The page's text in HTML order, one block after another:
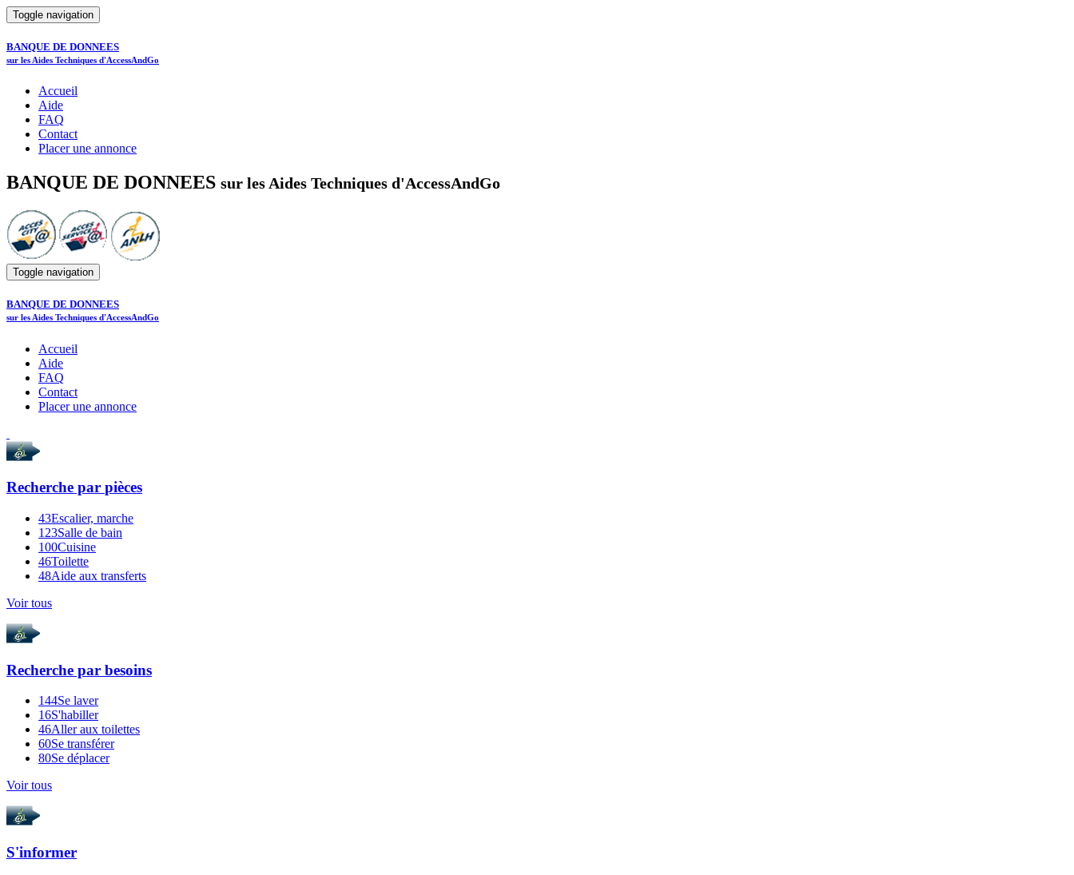
Toggle navigation
BANQUE DE DONNEES
sur les Aides Techniques d'AccessAndGo
Accueil
Aide
FAQ
Contact
Placer une annonce
BANQUE DE DONNEES sur les Aides Techniques d'AccessAndGo
Toggle navigation
BANQUE DE DONNEES
sur les Aides Techniques d'AccessAndGo
Accueil
Aide
FAQ
Contact
Placer une annonce
Recherche par pièces
43Escalier, marche
123Salle de bain
100Cuisine
46Toilette
48Aide aux transferts
Voir tous
Recherche par besoins
144Se laver
16S'habiller
46Aller aux toilettes
60Se transférer
80Se déplacer
Voir tous
S'informer